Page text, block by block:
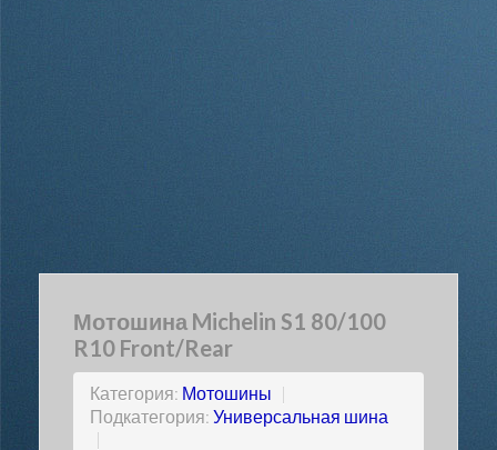
Мотошина Michelin S1 80/100
R10 Front/Rear
Категория: Мотошины |
Подкатегория: Универсальная шина
|